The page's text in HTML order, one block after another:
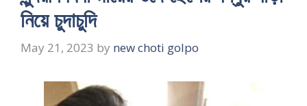
নিয়ে চুদাচুদি
May 21, 2023 by new choti golpo